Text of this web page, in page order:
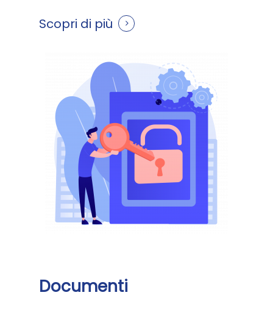
Scopri di più
Documenti